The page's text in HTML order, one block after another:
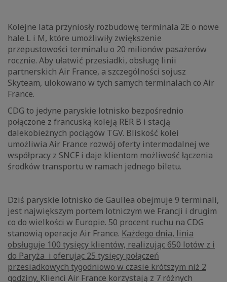
Kolejne lata przyniosły rozbudowę terminala 2E o nowe
hale L i M, które umożliwiły zwiększenie
przepustowości terminalu o 20 milionów pasażerów
rocznie. Aby ułatwić przesiadki, obsługę linii
partnerskich Air France, a szczególności sojusz
Skyteam, ulokowano w tych samych terminalach co Air
France.
CDG to jedyne paryskie lotnisko bezpośrednio
połączone z francuską koleją RER B i stacją
dalekobieżnych pociągów TGV. Bliskość kolei
umożliwia Air France rozwój oferty intermodalnej we
współpracy z SNCF i daje klientom możliwość łączenia
środków transportu w ramach jednego biletu.
Dziś paryskie lotnisko de Gaullea obejmuje 9 terminali,
jest największym portem lotniczym we Francji i drugim
co do wielkości w Europie. 50 procent ruchu na CDG
stanowią operacje Air France. Każdego dnia, linia
obsługuje 100 tysięcy klientów, realizując 650 lotów z i
do Paryża i oferując 25 tysięcy połączeń
przesiadkowych tygodniowo w czasie krótszym niż 2
godziny. Klienci Air France korzystają z 7 różnych